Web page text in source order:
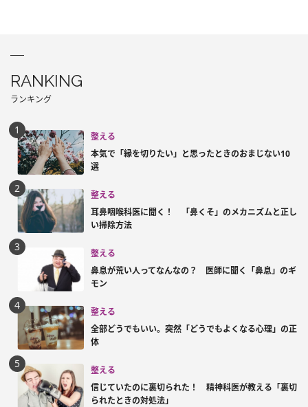
RANKING
ランキング
整える
本気で「縁を切りたい」と思ったときのおまじない10
選
整える
耳鼻咽喉科医に聞く！ 「鼻くそ」のメカニズムと正し
い掃除方法
整える
鼻息が荒い人ってなんなの？ 医師に聞く「鼻息」のギ
モン
整える
全部どうでもいい。突然「どうでもよくなる心理」の正
体
整える
信じていたのに裏切られた！ 精神科医が教える「裏切
られたときの対処法」